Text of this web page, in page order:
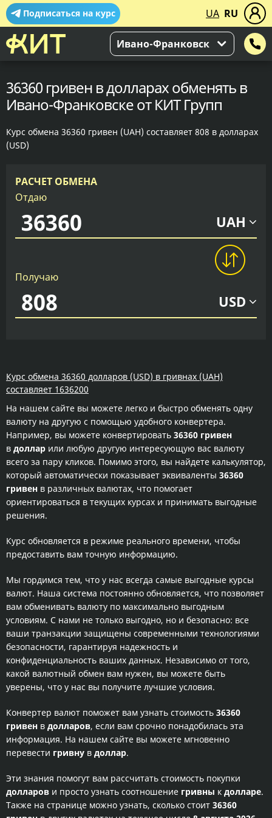
Подписаться на курс UA RU
Ивано-Франковск
36360 гривен в долларах обменять в
Ивано-Франковске от КИТ Групп
Курс обмена 36360 гривен (UAH) составляет 808 в долларах
(USD)
РАСЧЕТ ОБМЕНА
Отдаю
UAH
Получаю
USD
Курс обмена 36360 долларов (USD) в гривнах (UAH)
составляет 1636200
На нашем сайте вы можете легко и быстро обменять одну
валюту на другую с помощью удобного конвертера.
Например, вы можете конвертировать 36360 гривен
в доллар или любую другую интересующую вас валюту
всего за пару кликов. Помимо этого, вы найдете калькулятор,
который автоматически показывает эквиваленты 36360
гривен в различных валютах, что помогает
ориентироваться в текущих курсах и принимать выгодные
решения.
Курс обновляется в режиме реального времени, чтобы
предоставить вам точную информацию.
Мы гордимся тем, что у нас всегда самые выгодные курсы
валют. Наша система постоянно обновляется, что позволяет
вам обменивать валюту по максимально выгодным
условиям. С нами не только выгодно, но и безопасно: все
ваши транзакции защищены современными технологиями
безопасности, гарантируя надежность и
конфиденциальность ваших данных. Независимо от того,
какой валютный обмен вам нужен, вы можете быть
уверены, что у нас вы получите лучшие условия.
Конвертер валют поможет вам узнать стоимость 36360
гривен в долларов, если вам срочно понадобилась эта
информация. На нашем сайте вы можете мгновенно
перевести гривну в доллар.
Эти знания помогут вам рассчитать стоимость покупки
долларов и просто узнать соотношение гривны к долларе.
Также на странице можно узнать, сколько стоит 36360